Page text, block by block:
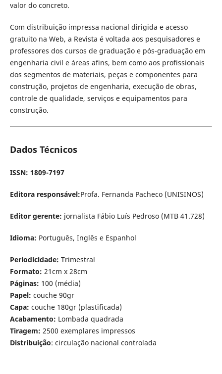
valor do concreto.
Com distribuição impressa nacional dirigida e acesso
gratuito na Web, a Revista é voltada aos pesquisadores e
professores dos cursos de graduação e pós-graduação em
engenharia civil e áreas afins, bem como aos profissionais
dos segmentos de materiais, peças e componentes para
construção, projetos de engenharia, execução de obras,
controle de qualidade, serviços e equipamentos para
construção.
Dados Técnicos
ISSN: 1809-7197
Editora responsável:Profa. Fernanda Pacheco (UNISINOS)
Editor gerente: jornalista Fábio Luís Pedroso (MTB 41.728)
Idioma: Português, Inglês e Espanhol
Periodicidade: Trimestral
Formato: 21cm x 28cm
Páginas: 100 (média)
Papel: couche 90gr
Capa: couche 180gr (plastificada)
Acabamento: Lombada quadrada
Tiragem: 2500 exemplares impressos
Distribuição: circulação nacional controlada